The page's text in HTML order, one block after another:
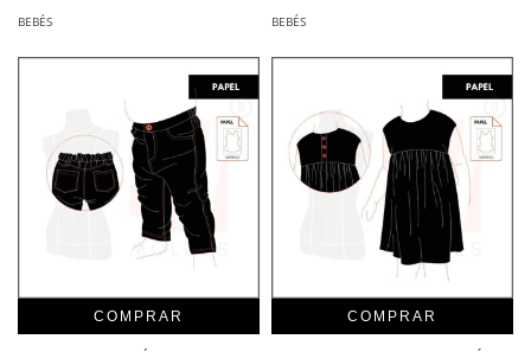
BEBÉS BEBÉS
COMPRAR COMPRAR